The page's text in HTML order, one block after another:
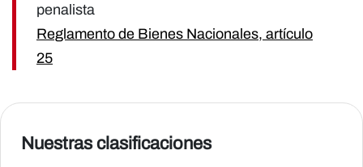
penalista
Reglamento de Bienes Nacionales, artículo
25
Nuestras clasificaciones